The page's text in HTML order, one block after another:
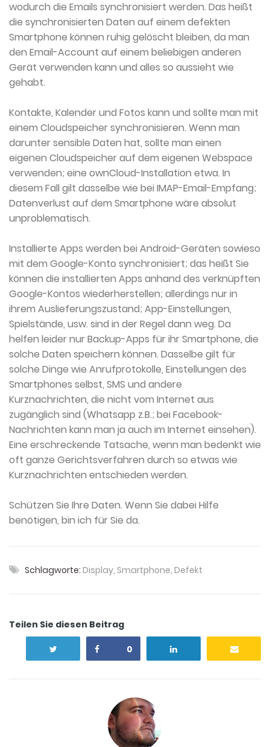
wodurch die Emails synchronisiert werden. Das heißt
die synchronisierten Daten auf einem defekten
Smartphone können ruhig gelöscht bleiben, da man
den Email-Account auf einem beliebigen anderen
Gerät verwenden kann und alles so aussieht wie
gehabt.
Kontakte, Kalender und Fotos kann und sollte man mit
einem Cloudspeicher synchronisieren. Wenn man
darunter sensible Daten hat, sollte man einen
eigenen Cloudspeicher auf dem eigenen Webspace
verwenden; eine ownCloud-Installation etwa. In
diesem Fall gilt dasselbe wie bei IMAP-Email-Empfang;
Datenverlust auf dem Smartphone wäre absolut
unproblematisch.
Installierte Apps werden bei Android-Geräten sowieso
mit dem Google-Konto synchronisiert; das heißt Sie
können die installierten Apps anhand des verknüpften
Google-Kontos wiederherstellen; allerdings nur in
ihrem Auslieferungszustand; App-Einstellungen,
Spielstände, usw. sind in der Regel dann weg. Da
helfen leider nur Backup-Apps für ihr Smartphone, die
solche Daten speichern können. Dasselbe gilt für
solche Dinge wie Anrufprotokolle, Einstellungen des
Smartphones selbst, SMS und andere
Kurznachrichten, die nicht vom Internet aus
zugänglich sind (Whatsapp z.B.; bei Facebook-
Nachrichten kann man ja auch im Internet einsehen).
Eine erschreckende Tatsache, wenn man bedenkt wie
oft ganze Gerichtsverfahren durch so etwas wie
Kurznachrichten entschieden werden.
Schützen Sie Ihre Daten. Wenn Sie dabei Hilfe
benötigen, bin ich für Sie da.
Schlagworte: Display, Smartphone, Defekt
Teilen Sie diesen Beitrag
0